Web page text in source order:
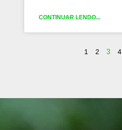
CONTINUAR LENDO...
1 2 3 4